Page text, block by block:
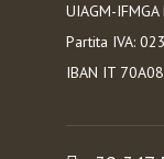
UIAGM-
Partita IVA:
IBAN IT